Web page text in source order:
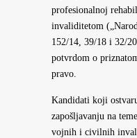
profesionalnoj
invaliditetom
152/14, 39/18 i 32/
potvrdom o
pravo.
Kandidati koji
zapošljavanju na
vojnih i civilnih